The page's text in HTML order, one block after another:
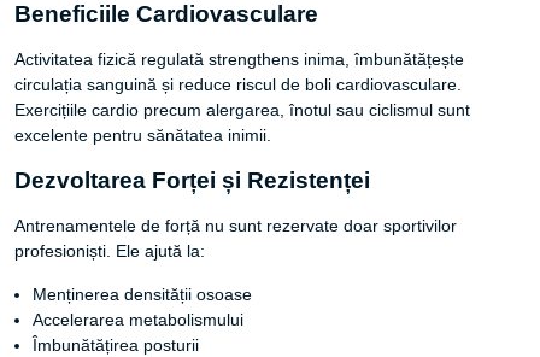
Beneficiile Cardiovasculare
Activitatea fizică regulată strengthens inima, îmbunătățește
circulația sanguină și reduce riscul de boli cardiovasculare.
Exercițiile cardio precum alergarea, înotul sau ciclismul sunt
excelente pentru sănătatea inimii.
Dezvoltarea Forței și Rezistenței
Antrenamentele de forță nu sunt rezervate doar sportivilor
profesioniști. Ele ajută la:
Menținerea densității osoase
Accelerarea metabolismului
Îmbunătățirea posturii